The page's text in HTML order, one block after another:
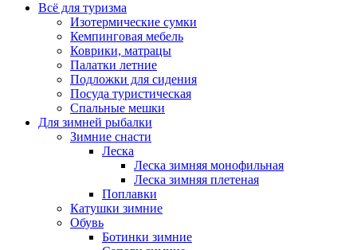
Всё для туризма
Изотермические сумки
Кемпинговая мебель
Коврики, матрацы
Палатки летние
Подложки для сидения
Посуда туристическая
Спальные мешки
Для зимней рыбалки
Зимние снасти
Леска
Леска зимняя монофильная
Леска зимняя плетеная
Поплавки
Катушки зимние
Обувь
Ботинки зимние